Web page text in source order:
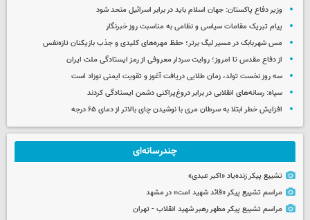
وزیر دفاع پاکستان: جهان اسلام باید در برابر اسرائیل متحد شود
پیام تبریک مقامات سیاسی و نظامی به مناسبت روز خبرنگار
مس شهربابک در مسیر لیگ برتر؛ حفظ مهره‌های کلیدی و جذب بازیکنان تازه‌نفس
از دفاع مقدس تا امروز؛ روایت سردار معروفی از رمز ایستادگی ملت ایران
سه روز نخست تولد، زمان طلایی دریافت آغوز و تقویت ایمنی نوزاد است
سپاه: رسانه‌های انقلابی در برابر دروغ‌پراکنی دشمن ایستادگی کردند
افزایش خطر ابتلا به سرطان مری با نوشیدن چای بالاتر از دمای ۶۵ درجه
چندرسانه‌ای
تشییع پیکر زنده‌یاد «اکبر عبدی»
مراسم تشییع پیکر «قائد شهید امت» در مشهد
مراسم تشییع پیکر مطهر رهبر شهید انقلاب - تهران